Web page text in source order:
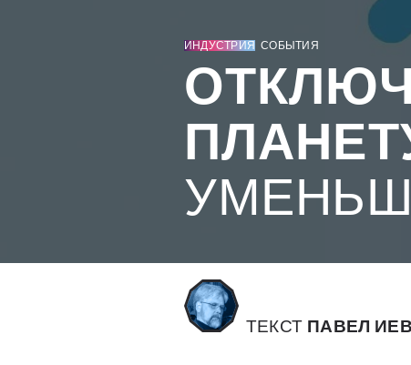
ИНДУСТРИЯ СОБЫТИЯ
ТЕКСТ ПАВЕЛ